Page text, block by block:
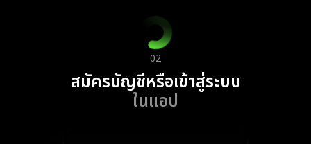
02
สมัครบัญชีหรือเข้าสู่ระบบ
ในแอป